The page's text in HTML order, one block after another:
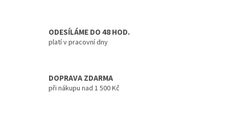
ODESÍLÁME DO 48 HOD.
platí v pracovní dny
DOPRAVA ZDARMA
při nákupu nad 1 500 Kč